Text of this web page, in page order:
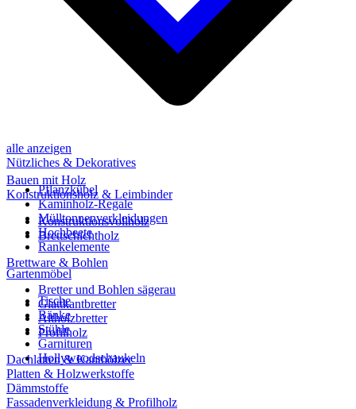
alle anzeigen
Nützliches & Dekoratives
Pflanzkübel
Kaminholz-Regale
Mülltonnenverkleidungen
Hochbeete
Rankelemente
Gartenmöbel
Tische
Bänke
Stühle
Garnituren
Hollywoodschaukeln
Bauen mit Holz
Konstruktionsholz & Leimbinder
Konstruktionsvollholz
Brettschichtholz
Brettware & Bohlen
Bretter und Bohlen sägerau
Glattkantbretter
Altholzbretter
Profilholz
Dachlatten & Kanthölzer
Platten & Holzwerkstoffe
Dämmstoffe
Fassadenverkleidung & Profilholz